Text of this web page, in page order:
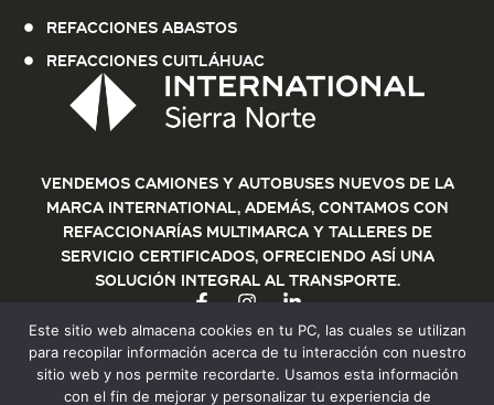
Vendemos Camiones y Autobuses nuevos de la
marca International, además, contamos con
refaccionarías multimarca y talleres de
servicio certificados, ofreciendo así una
solución integral al transporte.
Refacciones Abastos
Refacciones Cuitláhuac
Este sitio web almacena cookies en tu PC, las cuales se utilizan
para recopilar información acerca de tu interacción con nuestro
sitio web y nos permite recordarte. Usamos esta información
con el fin de mejorar y personalizar tu experiencia de